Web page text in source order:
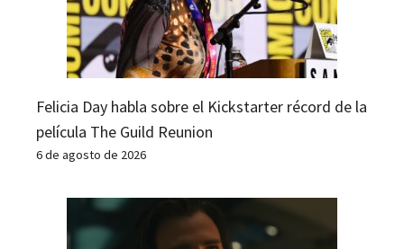
Felicia Day habla sobre el Kickstarter récord de la
película The Guild Reunion
6 de agosto de 2026